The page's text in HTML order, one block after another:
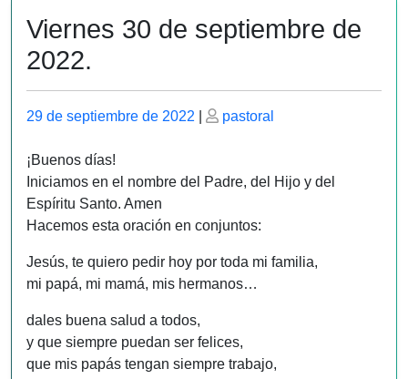
Viernes 30 de septiembre de
2022.
Publicado
29 de septiembre de 2022
Publicado
pastoral
¡Buenos días!
Iniciamos en el nombre del Padre, del Hijo y del
Espíritu Santo. Amen
Hacemos esta oración en conjuntos:
Jesús, te quiero pedir hoy por toda mi familia,
mi papá, mi mamá, mis hermanos…
dales buena salud a todos,
y que siempre puedan ser felices,
que mis papás tengan siempre trabajo,